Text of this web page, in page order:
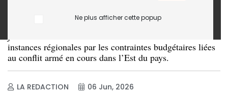
Ne plus afficher cette popup
vendredi 5 juin 2026 à Victoria Falls, en République du
Zimbabwe, la République démocratique du Congo a
instances régionales par les contraintes budgétaires liées
au conflit armé en cours dans l’Est du pays.
LA REDACTION 06 Jun, 2026